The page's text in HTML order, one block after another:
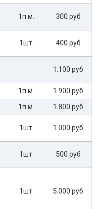
1п.м. 300 руб
1шт. 400 руб
1.100 руб
1п.м.
1.900 руб
1п.м.
1.800 руб
1шт. 1.000 руб
1шт. 500 руб
1шт. 5.000 руб